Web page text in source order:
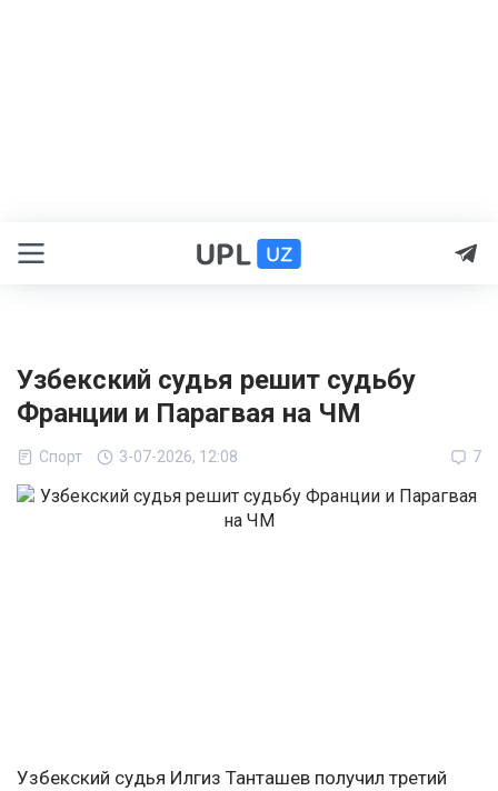
Узбекский судья решит судьбу
Франции и Парагвая на ЧМ
Спорт 3-07-2026, 12:08 7
Узбекский судья Илгиз Танташев получил третий